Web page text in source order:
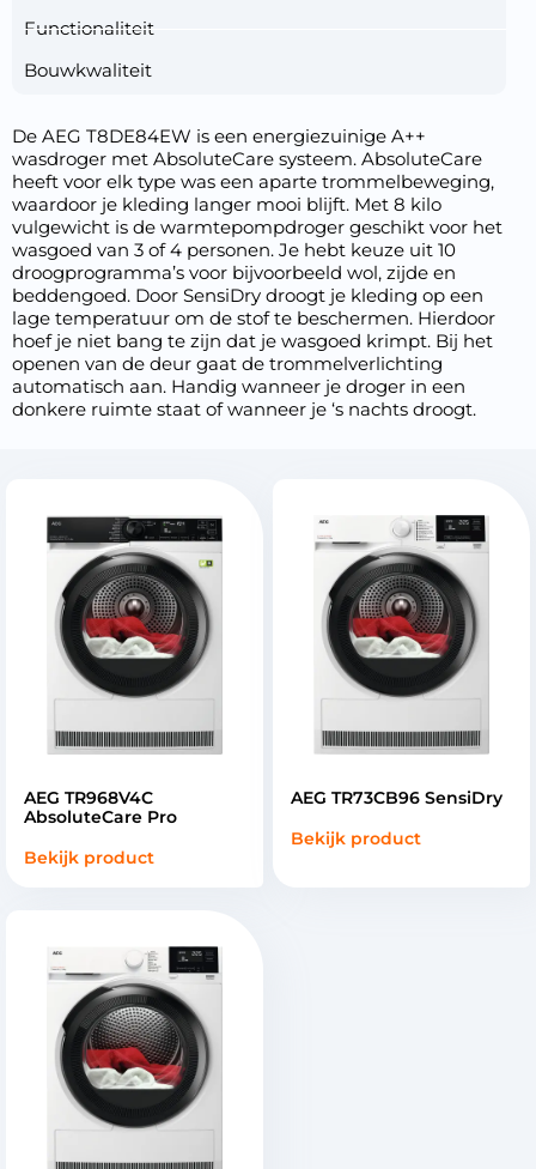
Functionaliteit
Bouwkwaliteit
De AEG T8DE84EW is een energiezuinige A++
wasdroger met AbsoluteCare systeem. AbsoluteCare
heeft voor elk type was een aparte trommelbeweging,
waardoor je kleding langer mooi blijft. Met 8 kilo
vulgewicht is de warmtepompdroger geschikt voor het
wasgoed van 3 of 4 personen. Je hebt keuze uit 10
droogprogramma’s voor bijvoorbeeld wol, zijde en
beddengoed. Door SensiDry droogt je kleding op een
lage temperatuur om de stof te beschermen. Hierdoor
hoef je niet bang te zijn dat je wasgoed krimpt. Bij het
openen van de deur gaat de trommelverlichting
automatisch aan. Handig wanneer je droger in een
donkere ruimte staat of wanneer je ‘s nachts droogt.
AEG TR968V4C
AbsoluteCare Pro
Bekijk product
AEG TR73CB96 SensiDry
Bekijk product